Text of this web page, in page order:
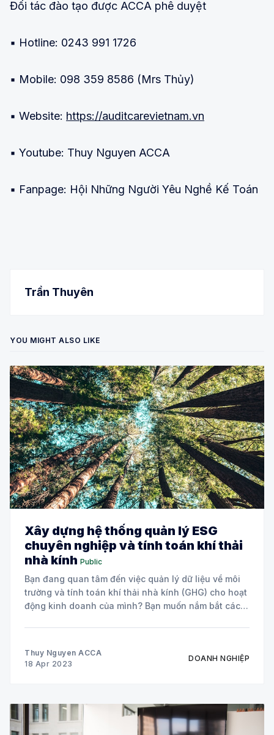
Đối tác đào tạo được ACCA phê duyệt
▪️ Hotline: 0243 991 1726
▪️ Mobile: 098 359 8586 (Mrs Thủy)
▪️ Website: https://auditcarevietnam.vn
▪️ Youtube: Thuy Nguyen ACCA
▪️ Fanpage: Hội Những Người Yêu Nghề Kế Toán
Trần Thuyên
YOU MIGHT ALSO LIKE
Xây dựng hệ thống quản lý ESG
chuyên nghiệp và tính toán khí thải
nhà kính Public
Bạn đang quan tâm đến việc quản lý dữ liệu về môi
trường và tính toán khí thải nhà kính (GHG) cho hoạt
động kinh doanh của mình? Bạn muốn nắm bắt các
Thuy Nguyen ACCA
18 Apr 2023
DOANH NGHIỆP